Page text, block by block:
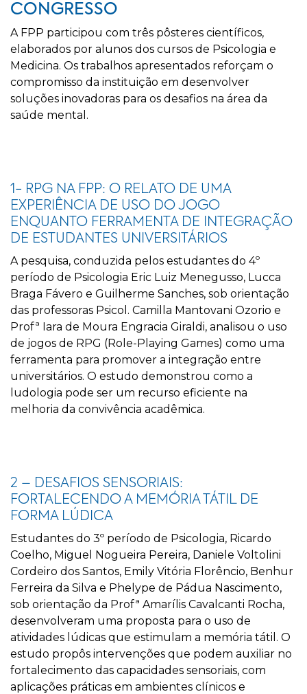
CONGRESSO
A FPP participou com três pôsteres científicos,
elaborados por alunos dos cursos de Psicologia e
Medicina. Os trabalhos apresentados reforçam o
compromisso da instituição em desenvolver
soluções inovadoras para os desafios na área da
saúde mental.
1- RPG NA FPP: O RELATO DE UMA
EXPERIÊNCIA DE USO DO JOGO
ENQUANTO FERRAMENTA DE INTEGRAÇÃO
DE ESTUDANTES UNIVERSITÁRIOS
A pesquisa, conduzida pelos estudantes do 4º
período de Psicologia Eric Luiz Menegusso, Lucca
Braga Fávero e Guilherme Sanches, sob orientação
das professoras Psicol. Camilla Mantovani Ozorio e
Profª Iara de Moura Engracia Giraldi, analisou o uso
de jogos de RPG (Role-Playing Games) como uma
ferramenta para promover a integração entre
universitários. O estudo demonstrou como a
ludologia pode ser um recurso eficiente na
melhoria da convivência acadêmica.
2 – DESAFIOS SENSORIAIS:
FORTALECENDO A MEMÓRIA TÁTIL DE
FORMA LÚDICA
Estudantes do 3º período de Psicologia, Ricardo
Coelho, Miguel Nogueira Pereira, Daniele Voltolini
Cordeiro dos Santos, Emily Vitória Florêncio, Benhur
Ferreira da Silva e Phelype de Pádua Nascimento,
sob orientação da Profª Amarílis Cavalcanti Rocha,
desenvolveram uma proposta para o uso de
atividades lúdicas que estimulam a memória tátil. O
estudo propôs intervenções que podem auxiliar no
fortalecimento das capacidades sensoriais, com
aplicações práticas em ambientes clínicos e